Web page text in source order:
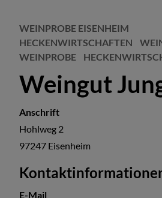
WEINPROBE EISENHEIM
HECKENWIRTSCHAFTEN
WEINPROBE
Weingut
Anschrift
Hohlweg 2
97247 Eisenheim
E-Mail